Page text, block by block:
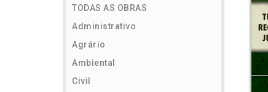
TODAS AS OBRAS
Administrativo
Agrário
Ambiental
Civil